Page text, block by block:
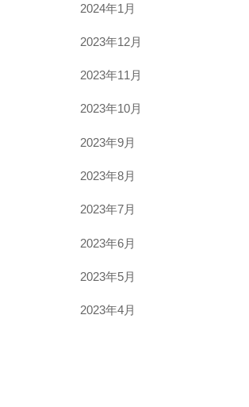
2024年1月
2023年12月
2023年11月
2023年10月
2023年9月
2023年8月
2023年7月
2023年6月
2023年5月
2023年4月